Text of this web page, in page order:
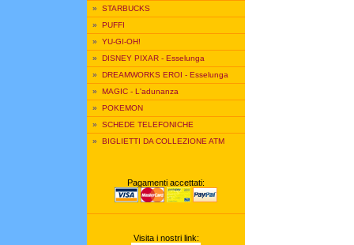
» STARBUCKS
» PUFFI
» YU-GI-OH!
» DISNEY PIXAR - Esselunga
» DREAMWORKS EROI - Esselunga
» MAGIC - L'adunanza
» POKEMON
» SCHEDE TELEFONICHE
» BIGLIETTI DA COLLEZIONE ATM
Pagamenti accettati:
Visita i nostri link: